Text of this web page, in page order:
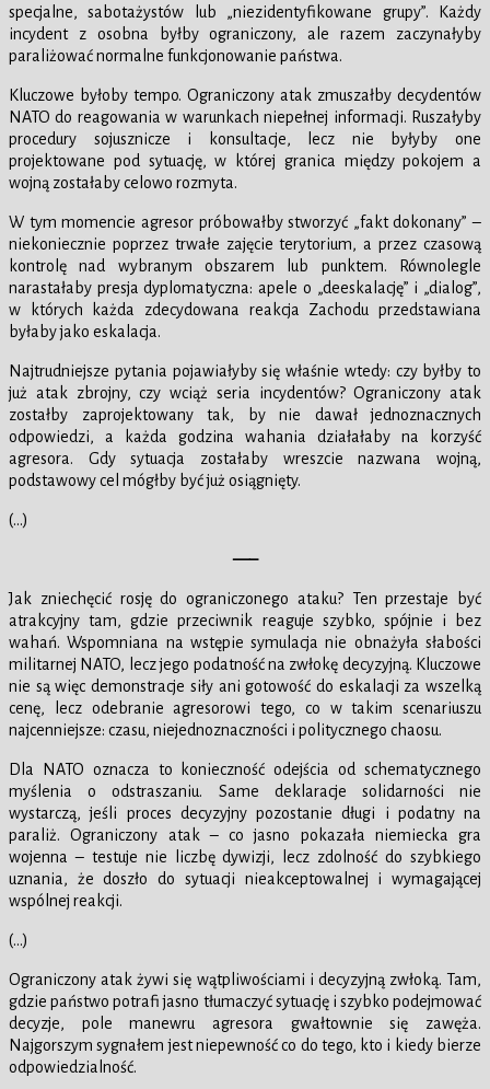
specjalne, sabotażystów lub „niezidentyfikowane grupy”. Każdy
incydent z osobna byłby ograniczony, ale razem zaczynałyby
paraliżować normalne funkcjonowanie państwa.
Kluczowe byłoby tempo. Ograniczony atak zmuszałby decydentów
NATO do reagowania w warunkach niepełnej informacji. Ruszałyby
procedury sojusznicze i konsultacje, lecz nie byłyby one
projektowane pod sytuację, w której granica między pokojem a
wojną zostałaby celowo rozmyta.
W tym momencie agresor próbowałby stworzyć „fakt dokonany” –
niekoniecznie poprzez trwałe zajęcie terytorium, a przez czasową
kontrolę nad wybranym obszarem lub punktem. Równolegle
narastałaby presja dyplomatyczna: apele o „deeskalację” i „dialog”,
w których każda zdecydowana reakcja Zachodu przedstawiana
byłaby jako eskalacja.
Najtrudniejsze pytania pojawiałyby się właśnie wtedy: czy byłby to
już atak zbrojny, czy wciąż seria incydentów? Ograniczony atak
zostałby zaprojektowany tak, by nie dawał jednoznacznych
odpowiedzi, a każda godzina wahania działałaby na korzyść
agresora. Gdy sytuacja zostałaby wreszcie nazwana wojną,
podstawowy cel mógłby być już osiągnięty.
(…)
—–
Jak zniechęcić rosję do ograniczonego ataku? Ten przestaje być
atrakcyjny tam, gdzie przeciwnik reaguje szybko, spójnie i bez
wahań. Wspomniana na wstępie symulacja nie obnażyła słabości
militarnej NATO, lecz jego podatność na zwłokę decyzyjną. Kluczowe
nie są więc demonstracje siły ani gotowość do eskalacji za wszelką
cenę, lecz odebranie agresorowi tego, co w takim scenariuszu
najcenniejsze: czasu, niejednoznaczności i politycznego chaosu.
Dla NATO oznacza to konieczność odejścia od schematycznego
myślenia o odstraszaniu. Same deklaracje solidarności nie
wystarczą, jeśli proces decyzyjny pozostanie długi i podatny na
paraliż. Ograniczony atak – co jasno pokazała niemiecka gra
wojenna – testuje nie liczbę dywizji, lecz zdolność do szybkiego
uznania, że doszło do sytuacji nieakceptowalnej i wymagającej
wspólnej reakcji.
(…)
Ograniczony atak żywi się wątpliwościami i decyzyjną zwłoką. Tam,
gdzie państwo potrafi jasno tłumaczyć sytuację i szybko podejmować
decyzje, pole manewru agresora gwałtownie się zawęża.
Najgorszym sygnałem jest niepewność co do tego, kto i kiedy bierze
odpowiedzialność.